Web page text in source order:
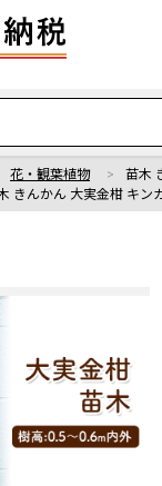
花・観葉植物 苗木
きんかん 大実金柑 キン